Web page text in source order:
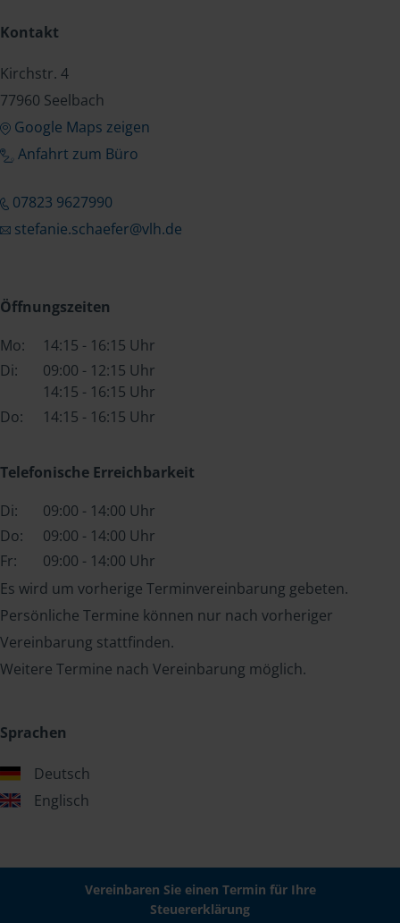
Kontakt
Kirchstr. 4
77960 Seelbach
Google Maps zeigen
Anfahrt zum Büro
07823 9627990
stefanie.schaefer@vlh.de
Öffnungszeiten
Mo:
14:15 - 16:15 Uhr
Di:
09:00 - 12:15 Uhr
14:15 - 16:15 Uhr
Do:
14:15 - 16:15 Uhr
Telefonische Erreichbarkeit
Di:
09:00 - 14:00 Uhr
Do:
09:00 - 14:00 Uhr
Fr:
09:00 - 14:00 Uhr
Es wird um vorherige Terminvereinbarung gebeten.
Persönliche Termine können nur nach vorheriger
Vereinbarung stattfinden.
Weitere Termine nach Vereinbarung möglich.
Sprachen
Deutsch
Englisch
Vereinbaren Sie einen Termin für Ihre
Steuererklärung